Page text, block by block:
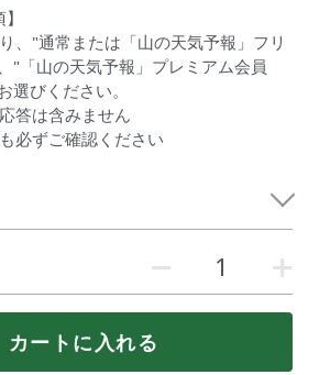
、"通常または「山の天気予報」フリ
"「山の天気予報」プレミアム会員
選びください。
答は含みません
必ずご確認ください
カートに入れる